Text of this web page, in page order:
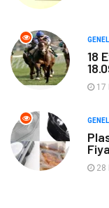
Makine
Güzellik & Bakım
Organizasyon
Hizmet
Aksesuar
GENEL
18
17
GENEL
28